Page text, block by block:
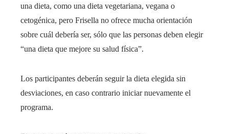
una dieta, como una dieta vegetariana, vegana o
cetogénica, pero Frisella no ofrece mucha orientación
sobre cuál debería ser, sólo que las personas deben elegir
“una dieta que mejore su salud física”.
Los participantes deberán seguir la dieta elegida sin
desviaciones, en caso contrario iniciar nuevamente el
programa.